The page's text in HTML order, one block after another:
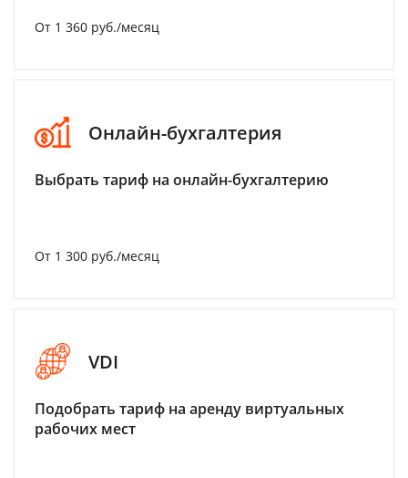
От 1 360 руб./месяц
Онлайн-бухгалтерия
Выбрать тариф на онлайн-бухгалтерию
От 1 300 руб./месяц
VDI
Подобрать тариф на аренду виртуальных
рабочих мест